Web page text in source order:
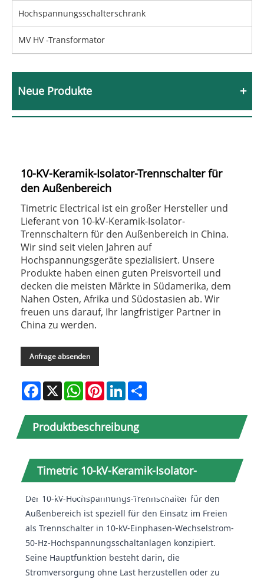
Hochspannungsschalterschrank
MV HV -Transformator
Neue Produkte
10-KV-Keramik-Isolator-Trennschalter für
den Außenbereich
Timetric Electrical ist ein großer Hersteller und
Lieferant von 10-kV-Keramik-Isolator-
Trennschaltern für den Außenbereich in China.
Wir sind seit vielen Jahren auf
Hochspannungsgeräte spezialisiert. Unsere
Produkte haben einen guten Preisvorteil und
decken die meisten Märkte in Südamerika, dem
Nahen Osten, Afrika und Südostasien ab. Wir
freuen uns darauf, Ihr langfristiger Partner in
China zu werden.
Anfrage absenden
Facebook
X WhatsAppPinterestLinkedIn
Produktbeschreibung
Timetric 10-kV-Keramik-Isolator-
Trennschalter für den Außenbereich
Der 10-kV-Hochspannungs-Trennschalter für den
Außenbereich ist speziell für den Einsatz im Freien
als Trennschalter in 10-kV-Einphasen-Wechselstrom-
50-Hz-Hochspannungsschaltanlagen konzipiert.
Seine Hauptfunktion besteht darin, die
Stromversorgung ohne Last herzustellen oder zu